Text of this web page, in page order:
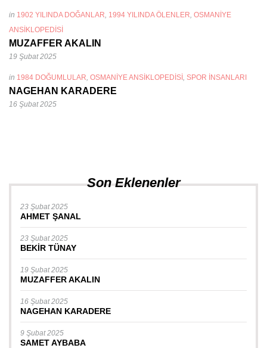
in 1902 YILINDA DOĞANLAR, 1994 YILINDA ÖLENLER, OSMANIYE
ANSIKLOPEDISI
MUZAFFER AKALIN
19 Şubat 2025
in 1984 DOĞUMLULAR, OSMANIYE ANSIKLOPEDISI , SPOR INSANLARI
NAGEHAN KARADERE
16 Şubat 2025
Son Eklenenler
23 Şubat 2025
AHMET ŞANAL
23 Şubat 2025
BEKİR TÜNAY
19 Şubat 2025
MUZAFFER AKALIN
16 Şubat 2025
NAGEHAN KARADERE
9 Şubat 2025
SAMET AYBABA